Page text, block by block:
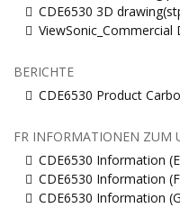
CDE6530 3D
ViewSonic_Commercial
BERICHTE
CDE6530 Product
FR INFORMATIONEN ZUM
CDE6530 Information
CDE6530 Information
CDE6530 Information